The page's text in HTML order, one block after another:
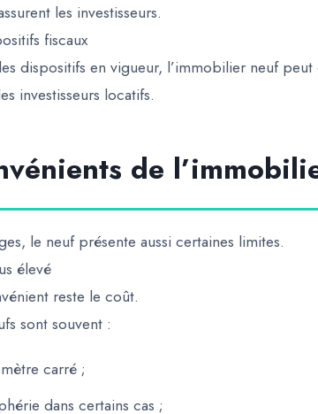
les investisseurs.
fiscaux
dispositifs en vigueur, l’immobilier neuf
investisseurs locatifs.
de
le neuf présente aussi certaines limites.
élevé
reste le coût.
sont souvent :
carré ;
dans certains cas ;